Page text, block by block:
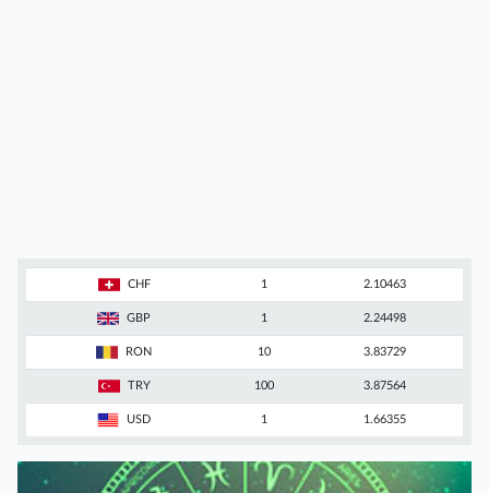
CHF 1 2.10463
GBP 1 2.24498
RON 10 3.83729
TRY 100 3.87564
USD 1 1.66355